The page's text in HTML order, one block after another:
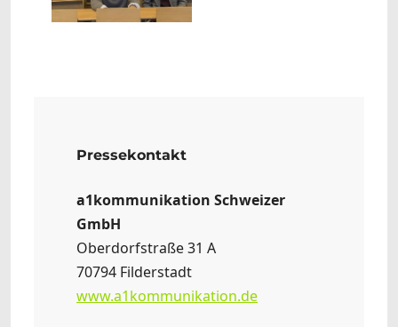
Pressekontakt
a1kommunikation Schweizer
GmbH
Oberdorfstraße 31 A
70794 Filderstadt
www.a1kommunikation.de